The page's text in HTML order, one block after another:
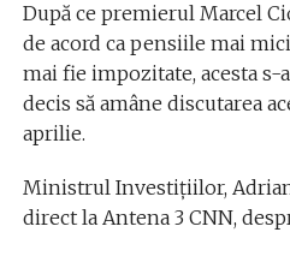
După ce premierul Marcel
de acord ca pensiile mai
mai fie impozitate, acesta
decis să amâne discutarea
aprilie.
Ministrul Investițiilor,
direct la Antena 3 CNN,